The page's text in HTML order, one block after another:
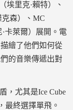
埃里克·賴特）、
克森）、MC
·卡萊爾）展開。電
繪了他們如何從
的音樂傳遞出對
，尤其是Ice Cube
最終選擇單飛。